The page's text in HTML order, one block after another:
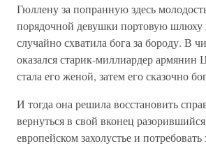
Гюллену за попранную здесь
порядочной девушки портовую шлюху
случайно схватила бога за бороду. В
оказался старик-миллиардер армянин
стала его женой, затем его сказочно
И тогда она решила восстановить
вернуться в свой вконец
европейском захолустье и